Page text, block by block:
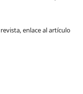
enlace al artículo